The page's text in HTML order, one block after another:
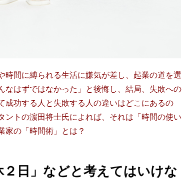
時間に縛られる生活に嫌気が差し、起業の道を選
はずではなかった」と後悔し、結局、失敗への
成功する人と失敗する人の違いはどこにあるの
ントの濵田将士氏によれば、それは「時間の使い
家の「時間術」とは？
日」などと考えてはいけな